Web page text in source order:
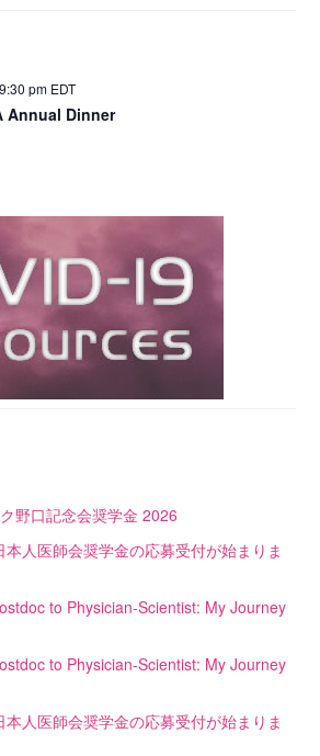
9:30 pm EDT
Annual Dinner
野口記念会奨学金 2026
人医師会奨学金の応募受付が始まりま
to Physician-Scientist: My Journey
to Physician-Scientist: My Journey
人医師会奨学金の応募受付が始まりま